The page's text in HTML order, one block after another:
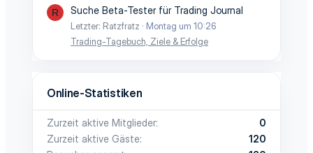
R Suche Beta-Tester für Trading Journal
Letzter: Ratzfratz
Montag um 10:26
Trading-Tagebuch, Ziele & Erfolge
Online-Statistiken
Zurzeit aktive Mitglieder
0
Zurzeit aktive Gäste
120